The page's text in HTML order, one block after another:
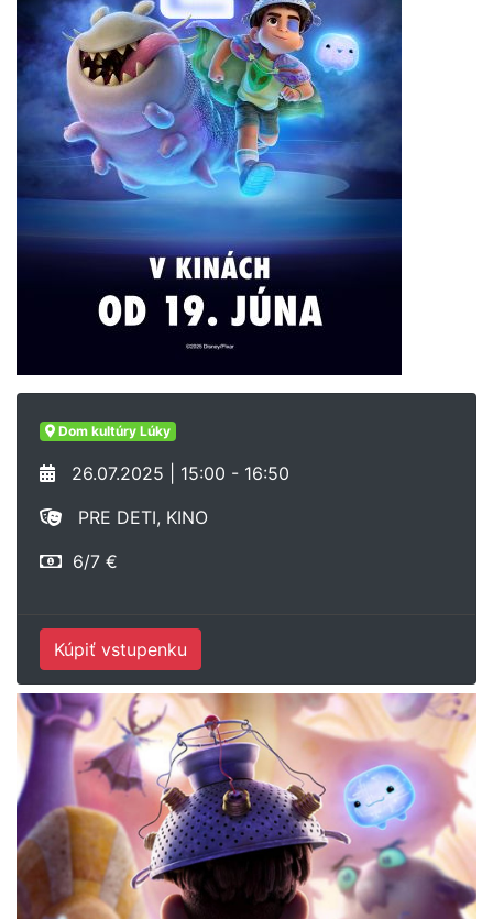
Dom kultúry Lúky
26.07.2025 | 15:00 - 16:50
PRE DETI, KINO
6/7 €
Kúpiť vstupenku